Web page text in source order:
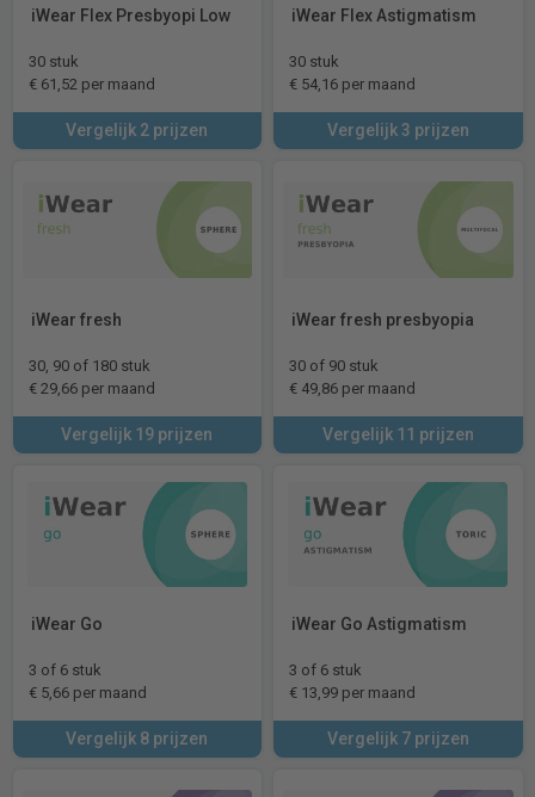
iWear Flex Presbyopi Low
30 stuk
€ 61,52 per maand
Vergelijk 2 prijzen
iWear Flex Astigmatism
30 stuk
€ 54,16 per maand
Vergelijk 3 prijzen
iWear fresh
30, 90 of 180 stuk
€ 29,66 per maand
Vergelijk 19 prijzen
iWear fresh presbyopia
30 of 90 stuk
€ 49,86 per maand
Vergelijk 11 prijzen
iWear Go
3 of 6 stuk
€ 5,66 per maand
Vergelijk 8 prijzen
iWear Go Astigmatism
3 of 6 stuk
€ 13,99 per maand
Vergelijk 7 prijzen